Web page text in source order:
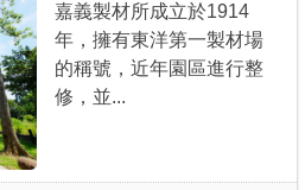
嘉義製材所成立於1914
年，擁有東洋第一製材場
的稱號，近年園區進行整
修，並...